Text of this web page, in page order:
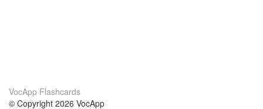
VocApp Flashcards
© Copyright 2026 VocApp